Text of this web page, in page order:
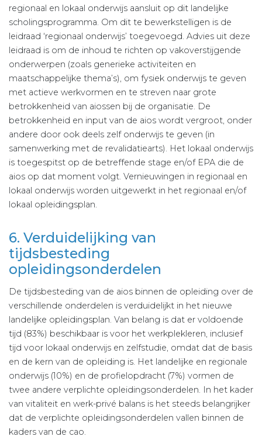
regionaal en lokaal onderwijs aansluit op dit landelijke
scholingsprogramma. Om dit te bewerkstelligen is de
leidraad ‘regionaal onderwijs’ toegevoegd. Advies uit deze
leidraad is om de inhoud te richten op vakoverstijgende
onderwerpen (zoals generieke activiteiten en
maatschappelijke thema’s), om fysiek onderwijs te geven
met actieve werkvormen en te streven naar grote
betrokkenheid van aiossen bij de organisatie. De
betrokkenheid en input van de aios wordt vergroot, onder
andere door ook deels zelf onderwijs te geven (in
samenwerking met de revalidatiearts). Het lokaal onderwijs
is toegespitst op de betreffende stage en/of EPA die de
aios op dat moment volgt. Vernieuwingen in regionaal en
lokaal onderwijs worden uitgewerkt in het regionaal en/of
lokaal opleidingsplan.
6. Verduidelijking van
tijdsbesteding
opleidingsonderdelen
De tijdsbesteding van de aios binnen de opleiding over de
verschillende onderdelen is verduidelijkt in het nieuwe
landelijke opleidingsplan. Van belang is dat er voldoende
tijd (83%) beschikbaar is voor het werkplekleren, inclusief
tijd voor lokaal onderwijs en zelfstudie, omdat dat de basis
en de kern van de opleiding is. Het landelijke en regionale
onderwijs (10%) en de profielopdracht (7%) vormen de
twee andere verplichte opleidingsonderdelen. In het kader
van vitaliteit en werk-privé balans is het steeds belangrijker
dat de verplichte opleidingsonderdelen vallen binnen de
kaders van de cao.